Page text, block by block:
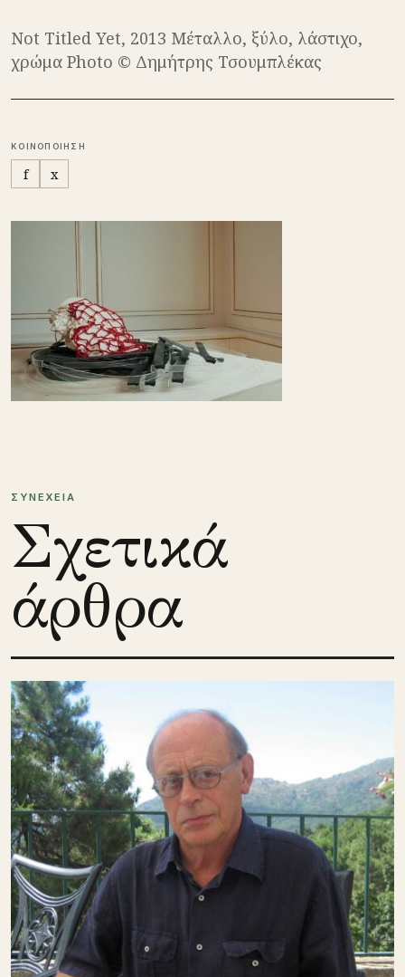
Not Titled Yet, 2013 Μέταλλο, ξύλο, λάστιχο,
χρώμα Photo © Δημήτρης Τσουμπλέκας
ΚΟΙΝΟΠΟΙΗΣΗ
f x
ΣΥΝΕΧΕΙΑ
Σχετικά
άρθρα